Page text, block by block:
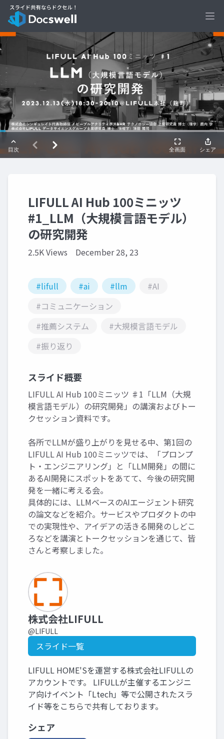
LIFULL AI Hub 100ミニッツ
#1_LLM（大規模言語モデル）
の研究開発
2.5K Views December 28, 23
#lifull #ai #llm
#AI
#コミュニケーション
#推薦システム
#大規模言語モデル
#振り返り
スライド概要
LIFULL AI Hub 100ミニッツ ♯1「LLM（大規
模言語モデル）の研究開発」の講演およびトー
クセッション資料です。
各所でLLMが盛り上がりを見せる中、第1回の
LIFULL AI Hub 100ミニッツでは、「プロンプ
ト・エンジニアリング」と「LLM開発」の間に
あるAI開発にスポットをあてて、今後の研究開
発を一緒に考える会。
具体的には、LLMベースのAIエージェント研究
の論文などを紹介。サービスやプロダクトの中
での実現性や、アイデアの活きる開発のしどこ
ろなどを講演とトークセッションを通じて、皆
さんと考察しました。
株式会社LIFULL
@LIFULL
スライド一覧
LIFULL HOME'Sを運営する株式会社LIFULLの
アカウントです。 LIFULLが主催するエンジニ
ア向けイベント「Ltech」等で公開されたスラ
イド等をこちらで共有しております。
シェア